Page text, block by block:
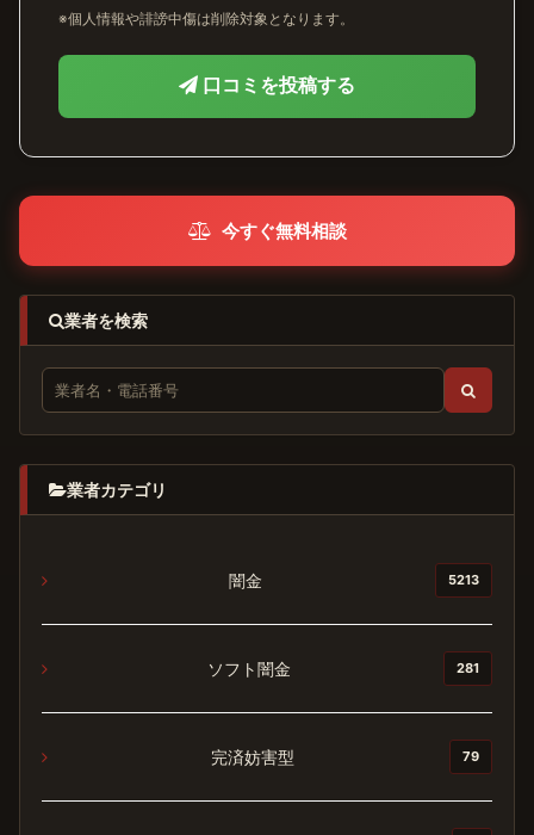
※個人情報や誹謗中傷は削除対象となります。
口コミを投稿する
今すぐ無料相談
業者を検索
業者カテゴリ
闇金 5213
ソフト闇金 281
完済妨害型 79